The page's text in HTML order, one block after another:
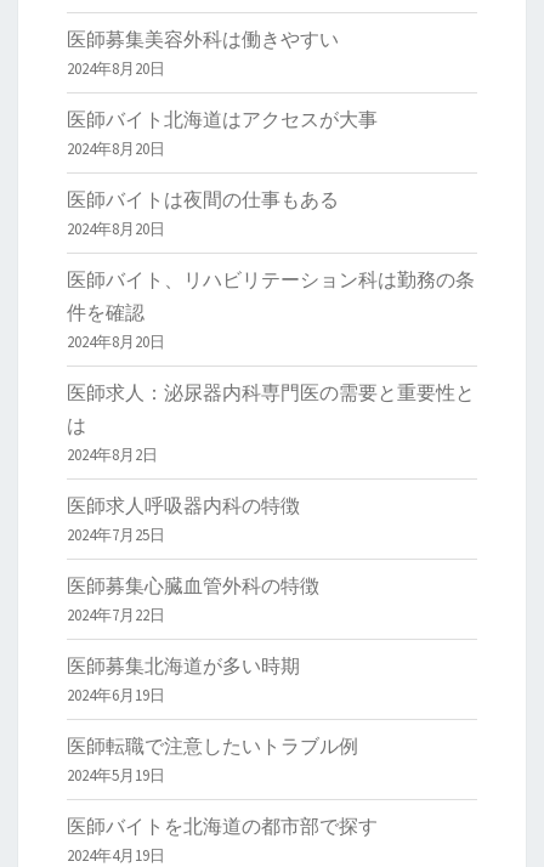
医師募集美容外科は働きやすい
2024年8月20日
医師バイト北海道はアクセスが大事
2024年8月20日
医師バイトは夜間の仕事もある
2024年8月20日
医師バイト、リハビリテーション科は勤務の条
件を確認
2024年8月20日
医師求人：泌尿器内科専門医の需要と重要性と
は
2024年8月2日
医師求人呼吸器内科の特徴
2024年7月25日
医師募集心臓血管外科の特徴
2024年7月22日
医師募集北海道が多い時期
2024年6月19日
医師転職で注意したいトラブル例
2024年5月19日
医師バイトを北海道の都市部で探す
2024年4月19日